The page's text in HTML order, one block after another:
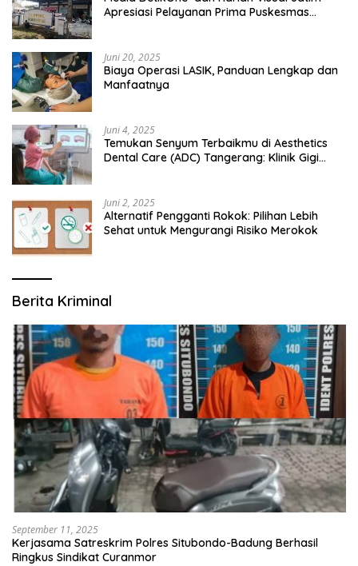
Apresiasi Pelayanan Prima Puskesmas
Juni 20, 2025
Biaya Operasi LASIK, Panduan Lengkap dan
Manfaatnya
Juni 4, 2025
Temukan Senyum Terbaikmu di Aesthetics
Dental Care (ADC) Tangerang: Klinik Gigi
Juni 2, 2025
Alternatif Pengganti Rokok: Pilihan Lebih
Sehat untuk Mengurangi Risiko Merokok
Berita Kriminal
September 11, 2025
Kerjasama Satreskrim Polres Situbondo-Badung Berhasil
Ringkus Sindikat Curanmor